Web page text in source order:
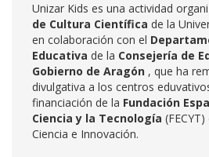
Unizar Kids es una actividad
de Cultura Científica de la
en colaboración con el
Educativa de la Consejería de
Gobierno de Aragón , que ha
divulgativa a los centros
financiación de la Fundación
Ciencia y la Tecnología
Ciencia e Innovación.